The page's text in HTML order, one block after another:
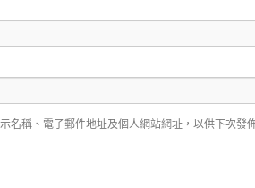
名稱、電子郵件地址及個人網站網址，以供下次發